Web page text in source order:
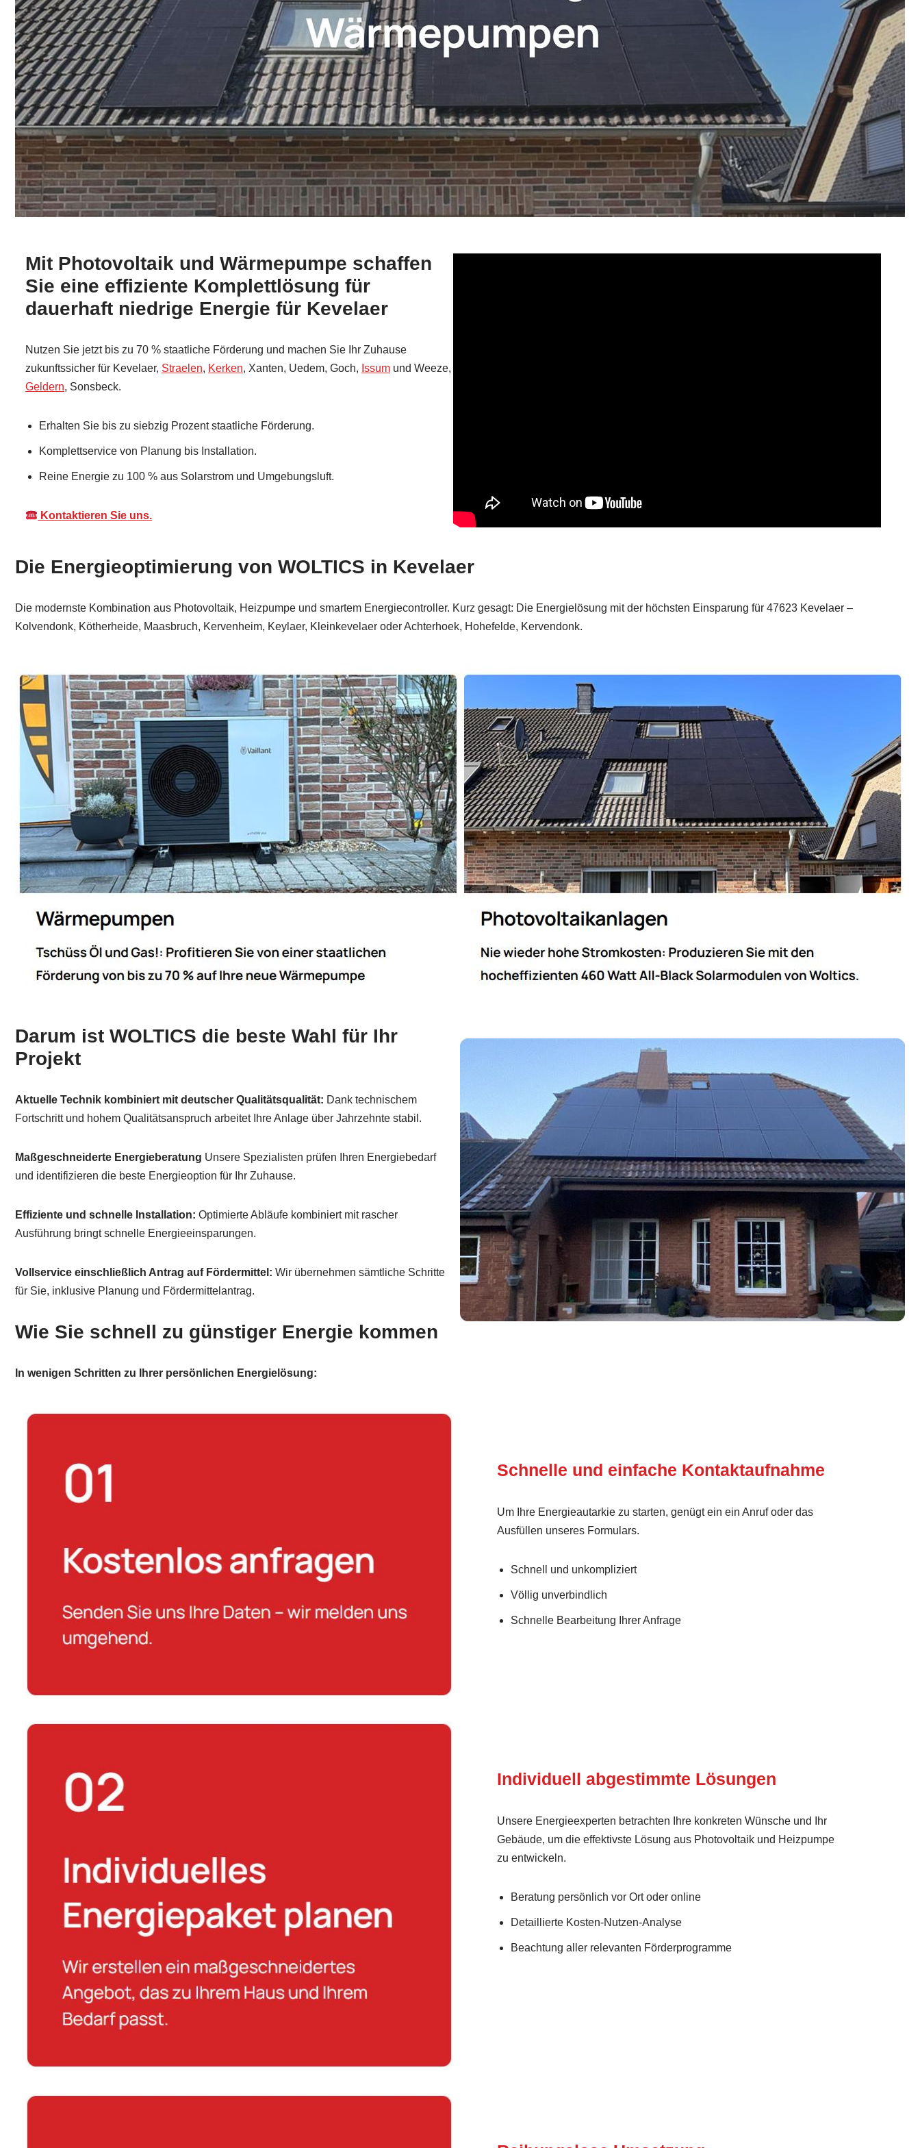
Mit Photovoltaik und Wärmepumpe schaffen
Sie eine effiziente Komplettlösung für
dauerhaft niedrige Energie für Kevelaer
Nutzen Sie jetzt bis zu 70 % staatliche Förderung und machen Sie Ihr Zuhause
zukunftssicher für Kevelaer, Straelen, Kerken, Xanten, Uedem, Goch, Issum und Weeze,
Geldern, Sonsbeck.
Erhalten Sie bis zu siebzig Prozent staatliche Förderung.
Komplettservice von Planung bis Installation.
Reine Energie zu 100 % aus Solarstrom und Umgebungsluft.
Kontaktieren Sie uns.
Die Energieoptimierung von WOLTICS in Kevelaer
Die modernste Kombination aus Photovoltaik, Heizpumpe und smartem Energiecontroller. Kurz gesagt: Die Energielösung mit der höchsten Einsparung für 47623 Kevelaer –
Kolvendonk, Kötherheide, Maasbruch, Kervenheim, Keylaer, Kleinkevelaer oder Achterhoek, Hohefelde, Kervendonk.
Darum ist WOLTICS die beste Wahl für Ihr
Projekt
Aktuelle Technik kombiniert mit deutscher Qualitätsqualität: Dank technischem
Fortschritt und hohem Qualitätsanspruch arbeitet Ihre Anlage über Jahrzehnte stabil.
Maßgeschneiderte Energieberatung Unsere Spezialisten prüfen Ihren Energiebedarf
und identifizieren die beste Energieoption für Ihr Zuhause.
Effiziente und schnelle Installation: Optimierte Abläufe kombiniert mit rascher
Ausführung bringt schnelle Energieeinsparungen.
Vollservice einschließlich Antrag auf Fördermittel: Wir übernehmen sämtliche Schritte
für Sie, inklusive Planung und Fördermittelantrag.
Wie Sie schnell zu günstiger Energie kommen
In wenigen Schritten zu Ihrer persönlichen Energielösung:
Schnelle und einfache Kontaktaufnahme
Um Ihre Energieautarkie zu starten, genügt ein ein Anruf oder das
Ausfüllen unseres Formulars.
Schnell und unkompliziert
Völlig unverbindlich
Schnelle Bearbeitung Ihrer Anfrage
Individuell abgestimmte Lösungen
Unsere Energieexperten betrachten Ihre konkreten Wünsche und Ihr
Gebäude, um die effektivste Lösung aus Photovoltaik und Heizpumpe
zu entwickeln.
Beratung persönlich vor Ort oder online
Detaillierte Kosten-Nutzen-Analyse
Beachtung aller relevanten Förderprogramme